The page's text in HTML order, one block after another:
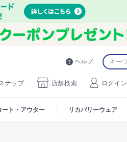
ヘルプ
ナップ 店舗検索 ログイン
ート・アウター リカバリーウェア